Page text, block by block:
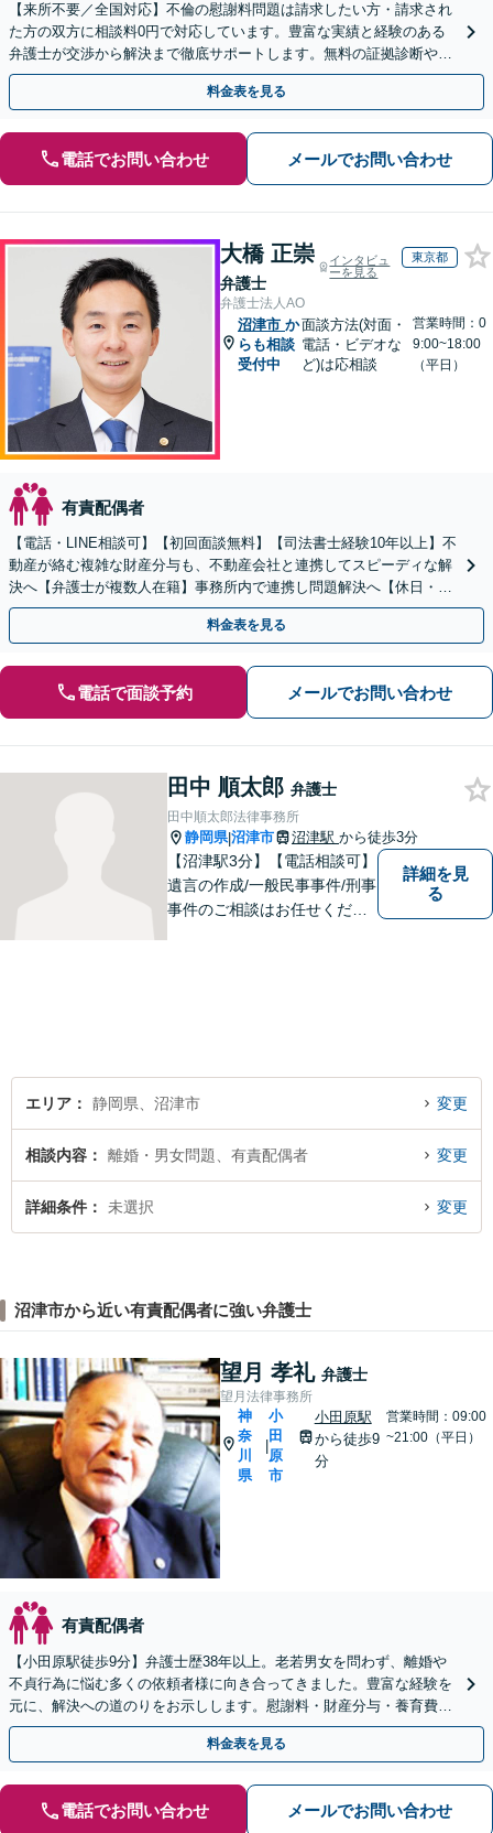
【来所不要／全国対応】不倫の慰謝料問題は請求したい方・請求され
た方の双方に相談料0円で対応しています。豊富な実績と経験のある
弁護士が交渉から解決まで徹底サポートします。無料の証拠診断や着
手金の返還保証もありますので安心してご相談ください。
料金表を見る
電話でお問い合わせ メールでお問い合わせ
大橋 正崇
弁護士
インタビュ
ーを見る
東京都
弁護士法人AO
沼津市 か
らも相談
受付中
面談方法(対面・
電話・ビデオな
ど)は応相談
営業時間：0
9:00~18:00
（平日）
有責配偶者
【電話・LINE相談可】【初回面談無料】【司法書士経験10年以上】不
動産が絡む複雑な財産分与も、不動産会社と連携してスピーディな解
決へ【弁護士が複数人在籍】事務所内で連携し問題解決へ【休日・夜
間面談可】【子連れ相談可】【虎ノ門駅1分】
料金表を見る
電話で面談予約 メールでお問い合わせ
田中 順太郎 弁護士
田中順太郎法律事務所
静岡県|沼津市 沼津駅 から徒歩3分
【沼津駅3分】【電話相談可】
遺言の作成/一般民事事件/刑事
事件のご相談はお任せくださ
詳細を見
る
エリア 静岡県、沼津市 変更
相談内容 離婚・男女問題、有責配偶者 変更
詳細条件 未選択 変更
沼津市から近い有責配偶者に強い弁護士
望月 孝礼 弁護士
望月法律事務所
神
奈
川
県
小
田
原
市
小田原駅
から徒歩9
分
営業時間：09:00
~21:00（平日）
有責配偶者
【小田原駅徒歩9分】弁護士歴38年以上。老若男女を問わず、離婚や
不貞行為に悩む多くの依頼者様に向き合ってきました。豊富な経験を
元に、解決への道のりをお示しします。慰謝料・財産分与・養育費ほ
か、離婚に際して心配なこと、まずはお聞かせ下さい。
料金表を見る
電話でお問い合わせ メールでお問い合わせ